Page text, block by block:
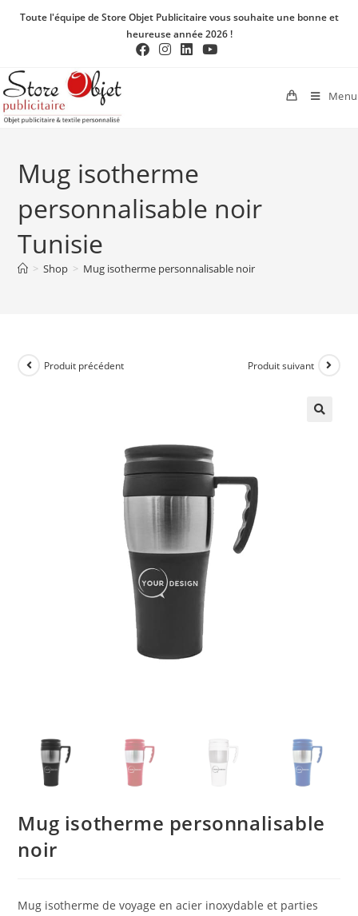
Toute l'équipe de Store Objet Publicitaire vous souhaite une bonne et
heureuse année 2026 !
Menu
Mug isotherme
personnalisable noir
Tunisie
> Shop > Mug isotherme personnalisable noir
Produit précédent Produit suivant
Mug isotherme personnalisable
noir
Mug isotherme de voyage en acier inoxydable et parties